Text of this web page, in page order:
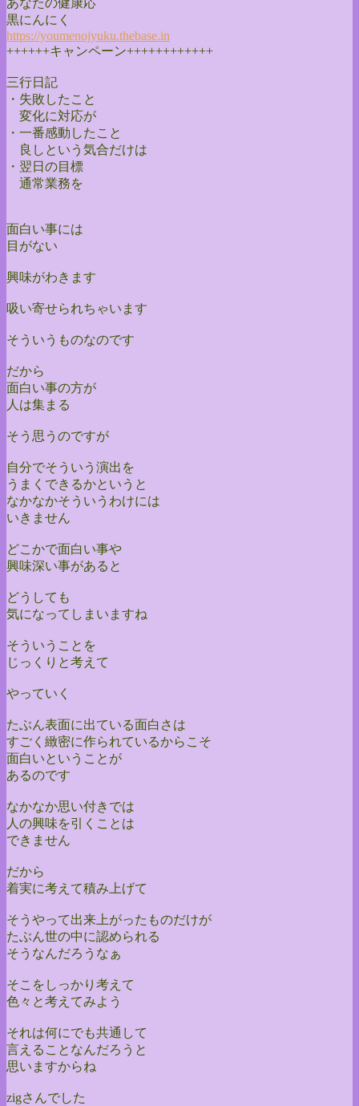
あなたの健康応
黒にんにく
https://youmenojyuku.thebase.in
++++++キャンペーン++++++++++++
三行日記
・失敗したこと
変化に対応が
・一番感動したこと
良しという気合だけは
・翌日の目標
通常業務を
面白い事には
目がない
興味がわきます
吸い寄せられちゃいます
そういうものなのです
だから
面白い事の方が
人は集まる
そう思うのですが
自分でそういう演出を
うまくできるかというと
なかなかそういうわけには
いきません
どこかで面白い事や
興味深い事があると
どうしても
気になってしまいますね
そういうことを
じっくりと考えて
やっていく
たぶん表面に出ている面白さは
すごく緻密に作られているからこそ
面白いということが
あるのです
なかなか思い付きでは
人の興味を引くことは
できません
だから
着実に考えて積み上げて
そうやって出来上がったものだけが
たぶん世の中に認められる
そうなんだろうなぁ
そこをしっかり考えて
色々と考えてみよう
それは何にでも共通して
言えることなんだろうと
思いますからね
zigさんでした